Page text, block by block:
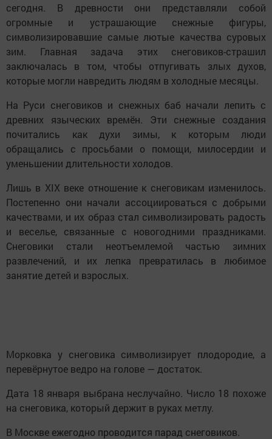
сегодня. В древности они представляли собой
огромные и устрашающие снежные фигуры,
символизировавшие самые лютые качества суровых
зим. Главная задача этих снеговиков-страшил
заключалась в том, чтобы отпугивать злых духов,
которые могли навредить людям в холодные месяцы.
На Руси снеговиков и снежных баб начали лепить с
древних языческих времён. Эти снежные создания
почитались как духи зимы, к которым люди
обращались с просьбами о помощи, милосердии и
уменьшении длительности холодов.
Лишь в XIX веке отношение к снеговикам изменилось.
Постепенно они начали ассоциироваться с добрыми
качествами, и их образ стал символизировать радость
и веселье, связанные с новогодними праздниками.
Снеговики стали неотъемлемой частью зимних
развлечений, и их лепка превратилась в любимое
занятие детей и взрослых.
Морковка у снеговика символизирует плодородие, а
перевёрнутое ведро на голове — достаток.
Дата 18 января выбрана неслучайно. Число 18 похоже
на снеговика, который держит в руках метлу.
В Москве ежегодно проводится парад снеговиков.